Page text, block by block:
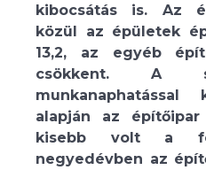
kibocsátás is. Az
közül az épületek
13,2, az egyéb
csökkent. A
alapján az építőipar
kisebb volt a
negyedévben az